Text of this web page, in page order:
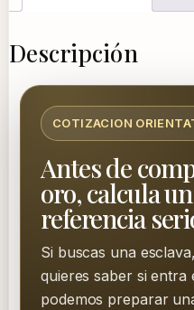
Descripción
COTIZACION
Antes de
oro, calcula
referencia
Si buscas una
quieres saber si
podemos preparar